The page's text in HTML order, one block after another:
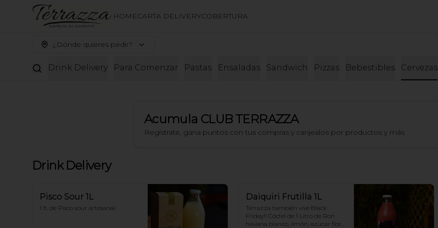
HOMECARTA DELIVERYCOBERTURA
¿Dónde quieres pedir?
Drink Delivery Para Comenzar Pastas Ensaladas Sandwich Pizzas Bebestibles Cervezas
Acumula CLUB TERRAZZA
Regístrate, gana puntos con tus compras y canjealos por productos y más
Drink Delivery
Pisco Sour 1L
1 lt. de Pisco sour artesanal.
Daiquiri Frutilla 1L
Terrazza también vive Black
Friday!! Cóctel de 1 Litro de Ron
havana blanco, limón, azúcar flor,